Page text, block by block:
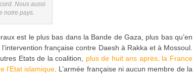
Nous aussi
notre pays.
est le plus bas dans la Bande de Gaza, plus bas qu’en
française contre Daesh à Rakka et à Mossoul.
Etats de la coalition, plus de huit ans après, la France
l’Etat islamique. L’armée française ni aucun membre de la